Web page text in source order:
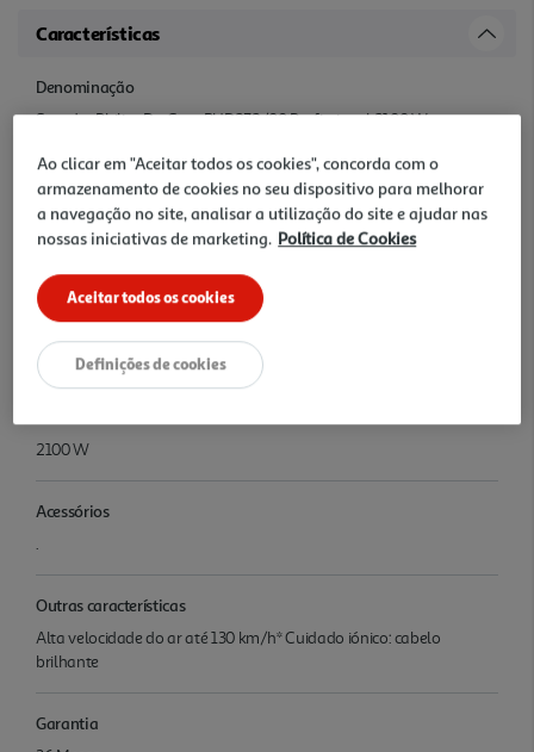
Características
Denominação
Secador Philips DryCare BHD272/00 Profissional 2100 W
Nome e Morada
Philips Consumer Lifestyle B.V. Tussendiepen 4 Drachten 9206 AD
Precauções Utilização
Ler instruções
2100 W
Acessórios
.
Outras características
Alta velocidade do ar até 130 km/h* Cuidado iónico: cabelo
brilhante
Garantia
Ao clicar em "Aceitar todos os cookies", concorda com o
armazenamento de cookies no seu dispositivo para melhorar
a navegação no site, analisar a utilização do site e ajudar nas
nossas iniciativas de marketing. Política de Cookies
Aceitar todos os cookies
Definições de cookies